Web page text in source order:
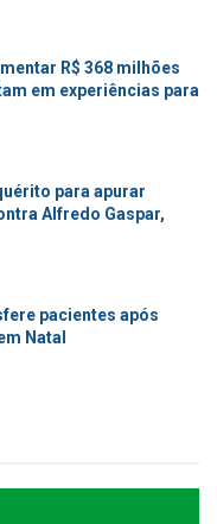
R$ 368 milhões
em experiências para
para apurar
Alfredo Gaspar,
pacientes após
Natal